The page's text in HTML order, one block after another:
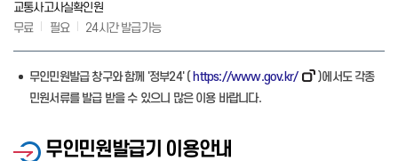
교통사고사실확인원
무료
필요 24시간 발급가능
무인민원발급 창구와 함께 '정부24' ( https://www.gov.kr/
)에서도 각종
민원서류를 발급 받을 수 있으니 많은 이용 바랍니다.
무인민원발급기 이용안내